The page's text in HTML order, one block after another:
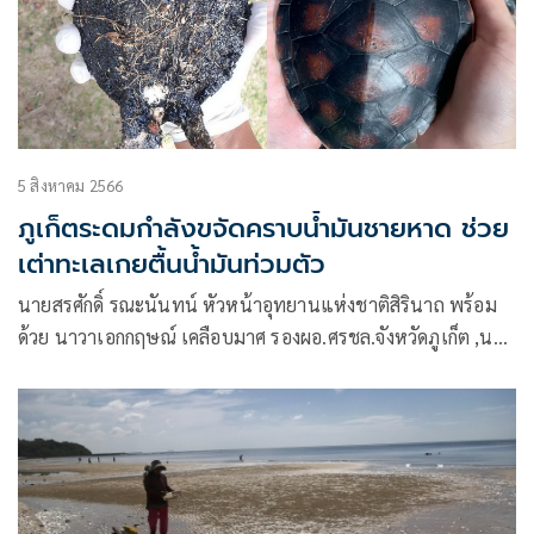
5 สิงหาคม 2566
ภูเก็ตระดมกำลังขจัดคราบน้ำมันชายหาด ช่วย
เต่าทะเลเกยตื้นน้ำมันท่วมตัว
นายสรศักดิ์ รณะนันทน์ หัวหน้าอุทยานแห่งชาติสิรินาถ พร้อม
ด้วย นาวาเอกกฤษณ์ เคลือบมาศ รองผอ.ศรชล.จังหวัดภูเก็ต ,นา
ระลึกมูล เจ้าพนักงานตรวจเรือ สำนักงานเจ้าท่าภูมิภาคสาขา
ภูเก็ต